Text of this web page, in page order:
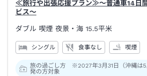
≪旅行や出張応援プラン≫～普通車14日
ビス～
ダブル 喫煙 夜景・海 15.5平米
シングル 食事なし 喫煙
旅の過ごし方 ※2027年3月31日（沖縄は5
発の方対象